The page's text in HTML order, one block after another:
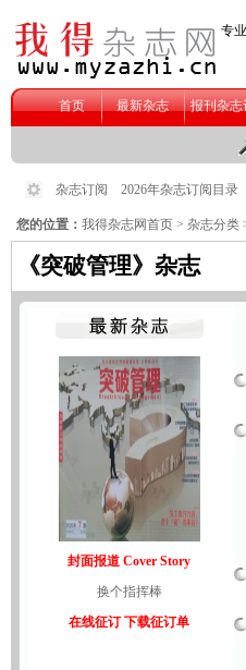
您的位置： 我得杂志网首页 > 杂志分类
《突破管理》杂志
封面报道 Cover Story
换个指挥棒
在线征订 下载征订单